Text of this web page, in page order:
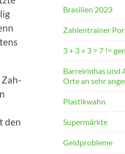
Zah­
den
Brasilien 2023
Zahlentrainer
3 + 3 + 3 = 7 !=
Barreirinhas und
Orte an sehr
Plastikwahn
Supermärkte
Geldprobleme